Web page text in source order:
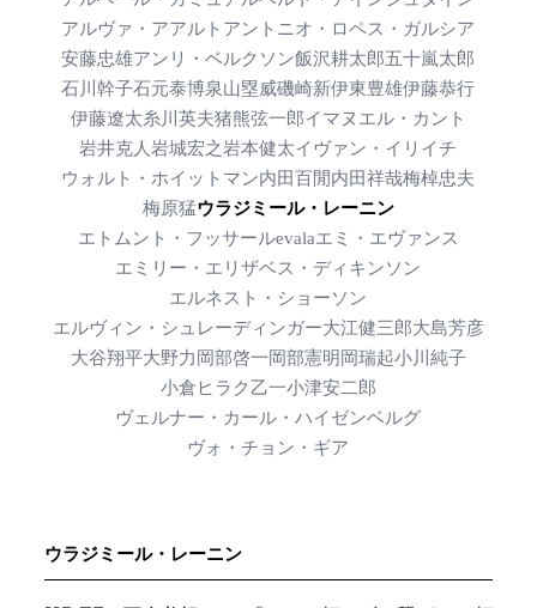
アルヴァ・アアルト アントニオ・ロペス・ガルシア
安藤忠雄アンリ・ベルクソン飯沢耕太郎五十嵐太郎
石川幹子石元泰博泉山塁威磯崎新伊東豊雄伊藤恭行
伊藤遼太糸川英夫猪熊弦一郎イマヌエル・カント
岩井克人岩城宏之岩本健太イヴァン・イリイチ
ウォルト・ホイットマン内田百閒内田祥哉梅棹忠夫
梅原猛ウラジミール・レーニン
エトムント・フッサールevalaエミ・エヴァンス
エミリー・エリザベス・ディキンソン
エルネスト・ショーソン
エルヴィン・シュレーディンガー大江健三郎大島芳彦
大谷翔平大野力 岡部啓一 岡部憲明 岡瑞起小川純子
小倉ヒラク 乙一小津安二郎
ヴェルナー・カール・ハイゼンベルグ
ヴォ・チョン・ギア
ウラジミール・レーニン